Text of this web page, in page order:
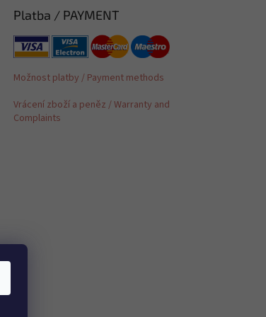
Platba / PAYMENT
Možnost platby / Payment methods
Vrácení zboží a peněz / Warranty and
Complaints